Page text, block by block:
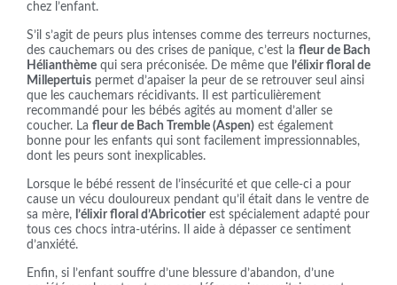
chez l’enfant.
S’il s’agit de peurs plus intenses comme des terreurs nocturnes,
des cauchemars ou des crises de panique, c’est la fleur de Bach
Hélianthème qui sera préconisée. De même que l’élixir floral de
Millepertuis permet d’apaiser la peur de se retrouver seul ainsi
que les cauchemars récidivants. Il est particulièrement
recommandé pour les bébés agités au moment d’aller se
coucher. La fleur de Bach Tremble (Aspen) est également
bonne pour les enfants qui sont facilement impressionnables,
dont les peurs sont inexplicables.
Lorsque le bébé ressent de l’insécurité et que celle-ci a pour
cause un vécu douloureux pendant qu’il était dans le ventre de
sa mère, l’élixir floral d’Abricotier est spécialement adapté pour
tous ces chocs intra-utérins. Il aide à dépasser ce sentiment
d’anxiété.
Enfin, si l’enfant souffre d’une blessure d’abandon, d’une